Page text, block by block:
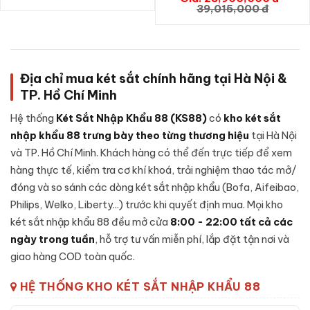
được chế tạo theo cấu trúc
chống trầy xước và bong sơn theo thời gian sử dụng.
Lớp lõi chống cháy:
bê-tông chống cháy
tờ an toàn trong sự cố hoả hoạn.
Lớp trong: Thép tấm gia cường, vách nhung chống trầy
cho tài sản đặt bên trong, có ngăn phụ tiện lợi.
Cánh két:Đúc nguyên khối thép đặc dày, gờ cánh khít với
thân, đệm chống khói thoát.
Hệ chốt + bản lề:Chốt thép đa hướng kết hợp bản lề chìm
bên trong cánh - chống cạy phá toàn diện.
Đặc tính kỹ thuật Két sắt Liberty LB79S
App Wifi chính hãng
39,015,000 đ
Địa chỉ mua két sắt chính hãng tại Hà Nội &
TP. Hồ Chí Minh
Hệ thống Két Sắt Nhập Khẩu 88 (KS88)có kho két sắt
nhập khẩu 88 trưng bày theo từng thương hiệu tại Hà Nội
và TP. Hồ Chí Minh. Khách hàng có thể đến trực tiếp để xem
hàng thực tế, kiểm tra cơ khí khoá, trải nghiệm thao tác mở/
đóng và so sánh các dòng két sắt nhập khẩu (Bofa, Aifeibao,
Philips, Welko, Liberty...) trước khi quyết định mua. Mọi kho
két sắt nhập khẩu 88 đều mở cửa 8:00 - 22:00 tất cả các
ngày trong tuần, hỗ trợ tư vấn miễn phí, lắp đặt tận nơi và
giao hàng COD toàn quốc.
HỆ THỐNG KHO KÉT SẮT NHẬP KHẨU 88